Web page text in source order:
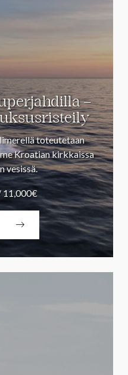
–
toteutetaan
Kroatian kirkkaissa
vesissä.
11,000€